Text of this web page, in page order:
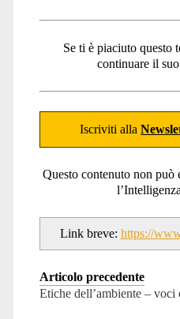
Se ti è piaciuto questo
continuare il
Iscriviti alla
Questo contenuto non può
Link breve: https://
Articolo precedente
Etiche dell’ambiente – voci